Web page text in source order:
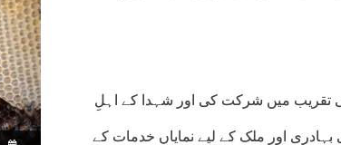
تقریب میں شرکت کی اور شہدا کے اہلِ
بہادری اور ملک کے لیے نمایاں خدمات کے